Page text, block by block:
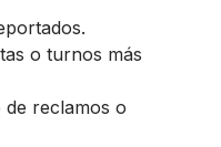
o turnos más
de reclamos o